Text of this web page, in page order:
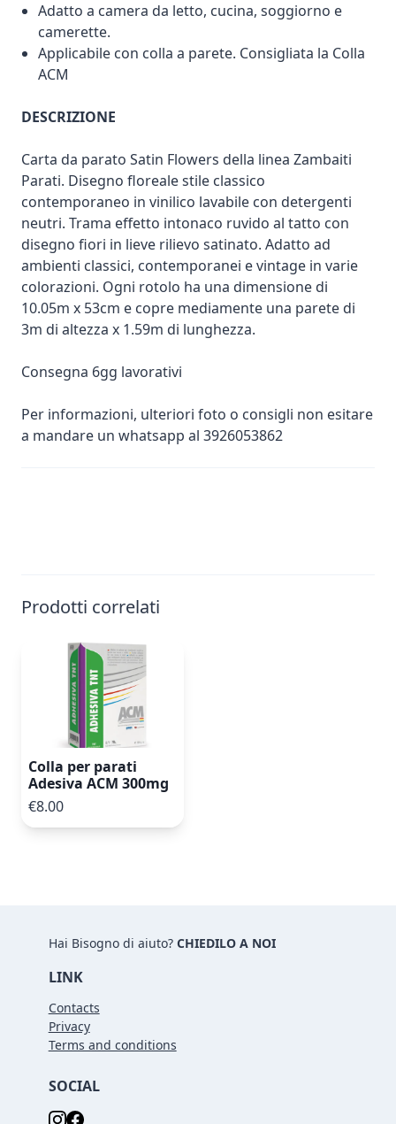
Adatto a camera da letto, cucina, soggiorno e
camerette.
Applicabile con colla a parete. Consigliata la Colla
ACM
DESCRIZIONE
Carta da parato Satin Flowers della linea Zambaiti
Parati. Disegno floreale stile classico
contemporaneo in vinilico lavabile con detergenti
neutri. Trama effetto intonaco ruvido al tatto con
disegno fiori in lieve rilievo satinato. Adatto ad
ambienti classici, contemporanei e vintage in varie
colorazioni. Ogni rotolo ha una dimensione di
10.05m x 53cm e copre mediamente una parete di
3m di altezza x 1.59m di lunghezza.
Consegna 6gg lavorativi
Per informazioni, ulteriori foto o consigli non esitare
a mandare un whatsapp al 3926053862
Prodotti correlati
Colla per parati
Adesiva ACM 300mg
€8.00
Hai Bisogno di aiuto? CHIEDILO A NOI
LINK
Contacts
Privacy
Terms and conditions
SOCIAL